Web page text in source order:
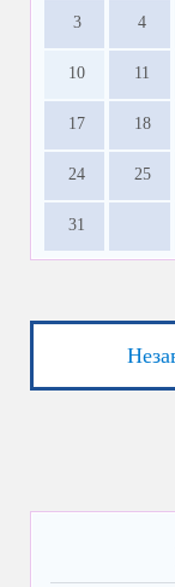
3 4
10 11
17 18
24 25
31